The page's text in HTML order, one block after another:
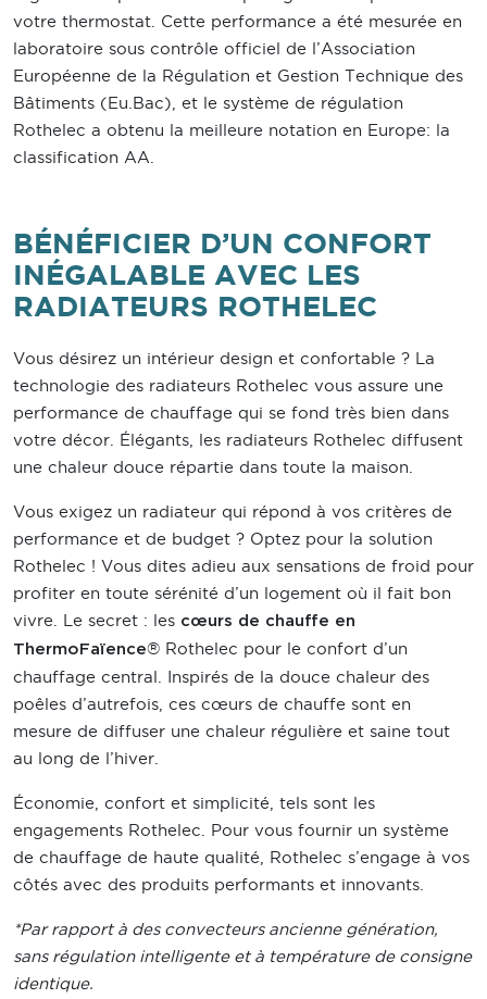
votre thermostat. Cette performance a été mesurée en
laboratoire sous contrôle officiel de l’Association
Européenne de la Régulation et Gestion Technique des
Bâtiments (Eu.Bac), et le système de régulation
Rothelec a obtenu la meilleure notation en Europe: la
classification AA.
BÉNÉFICIER D’UN CONFORT
INÉGALABLE AVEC LES
RADIATEURS ROTHELEC
Vous désirez un intérieur design et confortable ? La
technologie des radiateurs Rothelec vous assure une
performance de chauffage qui se fond très bien dans
votre décor. Élégants, les radiateurs Rothelec diffusent
une chaleur douce répartie dans toute la maison.
Vous exigez un radiateur qui répond à vos critères de
performance et de budget ? Optez pour la solution
Rothelec ! Vous dites adieu aux sensations de froid pour
profiter en toute sérénité d’un logement où il fait bon
vivre. Le secret : les cœurs de chauffe en
ThermoFaïence® Rothelec pour le confort d’un
chauffage central. Inspirés de la douce chaleur des
poêles d’autrefois, ces cœurs de chauffe sont en
mesure de diffuser une chaleur régulière et saine tout
au long de l’hiver.
Économie, confort et simplicité, tels sont les
engagements Rothelec. Pour vous fournir un système
de chauffage de haute qualité, Rothelec s’engage à vos
côtés avec des produits performants et innovants.
*Par rapport à des convecteurs ancienne génération,
sans régulation intelligente et à température de consigne
identique.